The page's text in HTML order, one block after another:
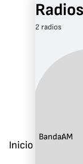
Inicio
2 radios
Banda:AM